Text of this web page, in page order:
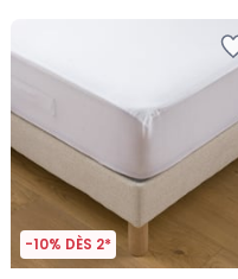
-10% DÈS 2*